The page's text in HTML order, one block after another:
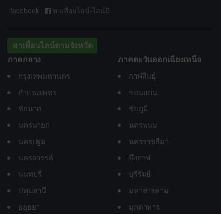
facebook : หาเพื่อนไลน์-ไลน์มี
หาเพื่อนไลน์ตามจังหวัด
ภาคกลาง
กรุงเทพมหานคร
กำแพงเพชร
ชัยนาท
นครนายก
นครปฐม
นครสวรรค์
นนทบุรี
ปทุมธานี
อยุธยา
ภาคตะวันออกเฉียงเหนือ
กาฬสินธุ์
ขอนแก่น
ชัยภูมิ
นครพนม
นครราชสีมา
บึงกาฬ
บุรีรัมย์
มหาสารคาม
มุกดาหาร